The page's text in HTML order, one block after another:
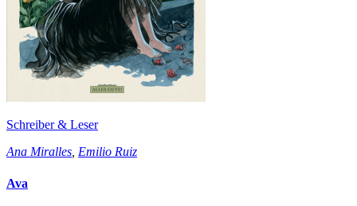
Schreiber & Leser
Ana Miralles Emilio Ruiz
Ava